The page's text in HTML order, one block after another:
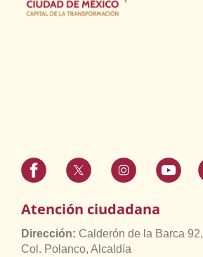
Atención ciudadana
Dirección: Calderón de la Barca 92,
Col. Polanco, Alcaldía